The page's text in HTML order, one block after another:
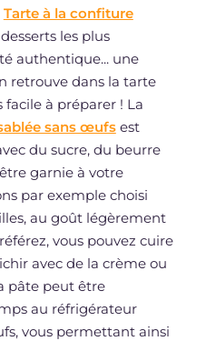
Tarte à la confiture
les plus
authentique... une
retrouve dans la tarte
à préparer ! La
sans œufsest
du sucre, du beurre
garnie à votre
par exemple choisi
au goût légèrement
vous pouvez cuire
avec de la crème ou
pâte peut être
au réfrigérateur
vous permettant ainsi